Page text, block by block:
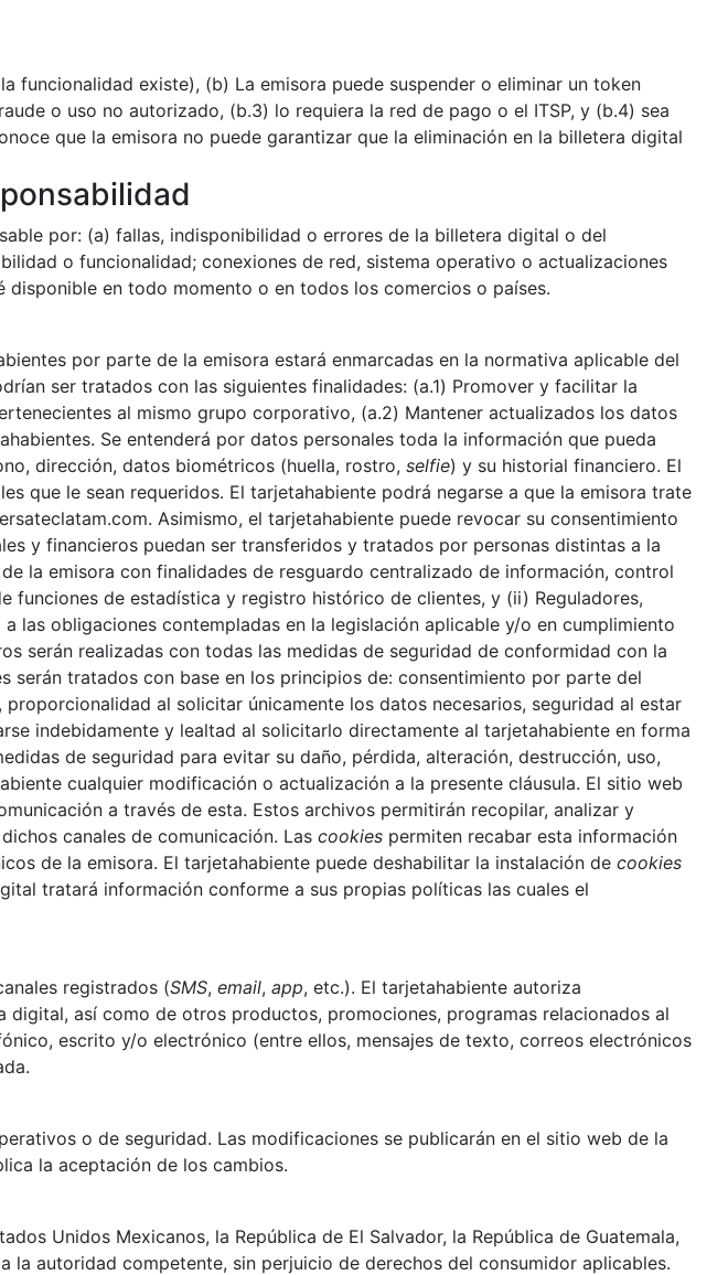
existe), (b) La emisora puede suspender o eliminar un token
o uso no autorizado, (b.3) lo requiera la red de pago o el ITSP, y (b.4) sea
que la emisora no puede garantizar que la eliminación en la billetera digital
por: (a) fallas, indisponibilidad o errores de la billetera digital o del
o funcionalidad; conexiones de red, sistema operativo o actualizaciones
en todo momento o en todos los comercios o países.
por parte de la emisora estará enmarcadas en la normativa aplicable del
ser tratados con las siguientes finalidades: (a.1) Promover y facilitar la
al mismo grupo corporativo, (a.2) Mantener actualizados los datos
Se entenderá por datos personales toda la información que pueda
dirección, datos biométricos (huella, rostro, selfie) y su historial financiero. El
que le sean requeridos. El tarjetahabiente podrá negarse a que la emisora trate
Asimismo, el tarjetahabiente puede revocar su consentimiento
y financieros puedan ser transferidos y tratados por personas distintas a la
la emisora con finalidades de resguardo centralizado de información, control
de estadística y registro histórico de clientes, y (ii) Reguladores,
las obligaciones contempladas en la legislación aplicable y/o en cumplimiento
serán realizadas con todas las medidas de seguridad de conformidad con la
serán tratados con base en los principios de: consentimiento por parte del
al solicitar únicamente los datos necesarios, seguridad al estar
indebidamente y lealtad al solicitarlo directamente al tarjetahabiente en forma
de seguridad para evitar su daño, pérdida, alteración, destrucción, uso,
cualquier modificación o actualización a la presente cláusula. El sitio web
a través de esta. Estos archivos permitirán recopilar, analizar y
canales de comunicación. Las cookies permiten recabar esta información
de la emisora. El tarjetahabiente puede deshabilitar la instalación de cookies
tratará información conforme a sus propias políticas las cuales el
registrados (SMS, email, app, etc.). El tarjetahabiente autoriza
así como de otros productos, promociones, programas relacionados al
escrito y/o electrónico (entre ellos, mensajes de texto, correos electrónicos
o de seguridad. Las modificaciones se publicarán en el sitio web de la
la aceptación de los cambios.
Unidos Mexicanos, la República de El Salvador, la República de Guatemala,
la autoridad competente, sin perjuicio de derechos del consumidor aplicables.